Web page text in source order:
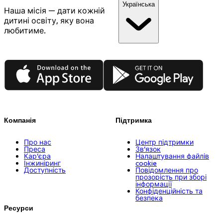
Наша місія — дати кожній
дитині освіту, яку вона
любитиме.
Українська
App Store Google Play
Компанія
Про нас
Преса
Кар’єра
Інжиніринг
Доступність
Ресурси
Підтримка
Центр підтримки
Зв’язок
Налаштування файлів
cookie
Повідомлення про
прозорість при зборі
інформації
Конфіденційність та
безпека